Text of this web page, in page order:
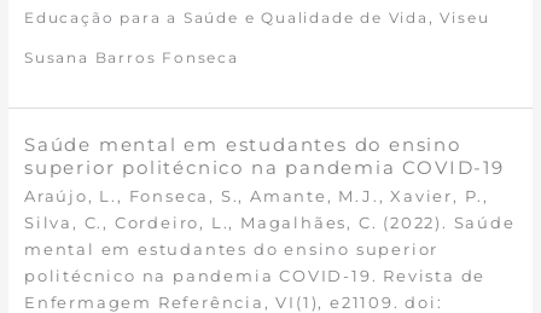
Educação para a Saúde e Qualidade de Vida ,Viseu
Susana Barros Fonseca
Saúde mental em estudantes do ensino
superior politécnico na pandemia COVID-19
Araújo, L., Fonseca, S., Amante, M.J., Xavier, P.,
Silva, C., Cordeiro, L., Magalhães, C. (2022). Saúde
mental em estudantes do ensino superior
politécnico na pandemia COVID-19. Revista de
Enfermagem Referência, VI(1), e21109. doi: